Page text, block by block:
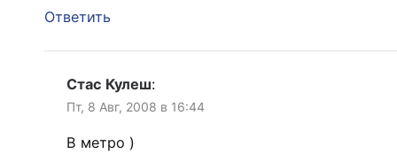
Ответить
Стас Кулеш:
Пт, 8 Авг, 2008 в 16:44
В метро )